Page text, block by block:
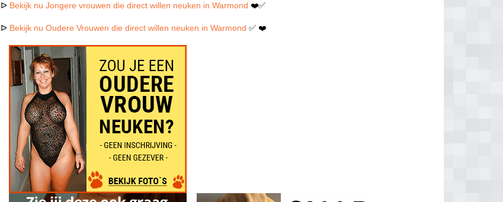
ᐅ Bekijk nu Jongere vrouwen die direct willen neuken in Warmond ❤️✅
ᐅ Bekijk nu Oudere Vrouwen die direct willen neuken in Warmond ✅ ❤️